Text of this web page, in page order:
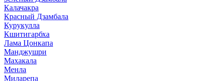
Калачакра
Красный Дзамбала
Курукулла
Кшитигарбха
Лама Цонкапа
Манджушри
Махакала
Менла
Миларепа